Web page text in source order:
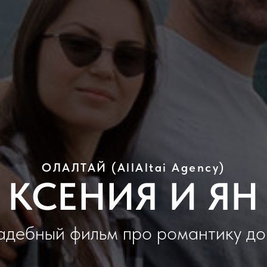
ОЛАЛТАЙ (AllAltai Agency)
КСЕНИЯ И ЯН
фильм про романтику